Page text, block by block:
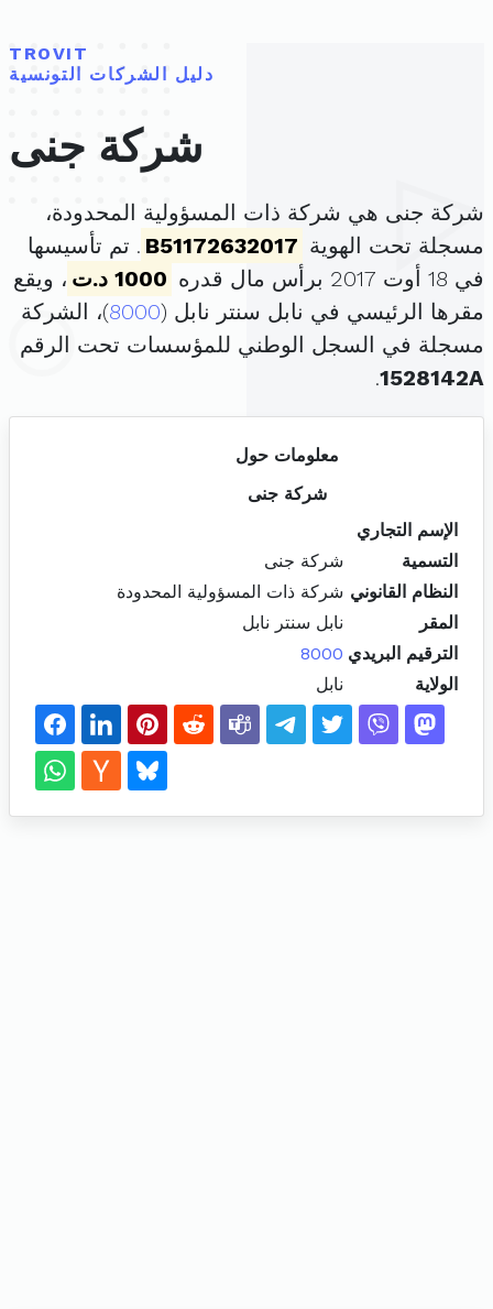
TROVIT
دليل الشركات التونسية
شركة جنى
شركة جنى هي شركة ذات المسؤولية المحدودة،
مسجلة تحت الهوية B51172632017 . تم تأسيسها
في 18 أوت 2017 برأس مال قدره
1000 د.ت
، ويقع
مقرها الرئيسي في نابل سنتر نابل (8000)، الشركة
مسجلة في السجل الوطني للمؤسسات تحت الرقم
1528142A
.
معلومات حول
شركة جنى
الإسم التجاري
التسمية
شركة جنى
النظام القانوني شركة ذات المسؤولية المحدودة
المقر
نابل سنتر نابل
الترقيم البريدي 8000
الولاية
نابل